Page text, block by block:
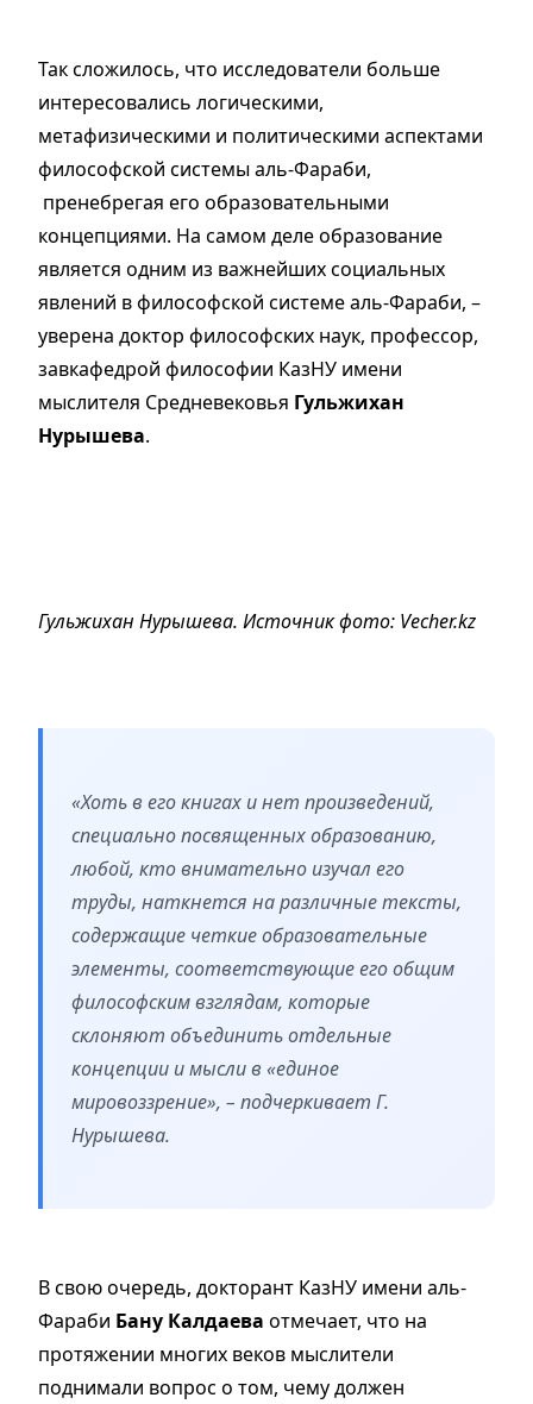
Так сложилось, что исследователи больше
интересовались логическими,
метафизическими и политическими аспектами
философской системы аль-Фараби,
пренебрегая его образовательными
концепциями. На самом деле образование
является одним из важнейших социальных
явлений в философской системе аль-Фараби, –
уверена доктор философских наук, профессор,
завкафедрой философии КазНУ имени
мыслителя Средневековья Гульжихан
Нурышева.
Гульжихан Нурышева. Источник фото: Vecher.kz
«Хоть в его книгах и нет произведений,
специально посвященных образованию,
любой, кто внимательно изучал его
труды, наткнется на различные тексты,
содержащие четкие образовательные
элементы, соответствующие его общим
философским взглядам, которые
склоняют объединить отдельные
концепции и мысли в «единое
мировоззрение», – подчеркивает Г.
Нурышева.
В свою очередь, докторант КазНУ имени аль-
Фараби Бану Калдаева отмечает, что на
протяжении многих веков мыслители
поднимали вопрос о том, чему должен